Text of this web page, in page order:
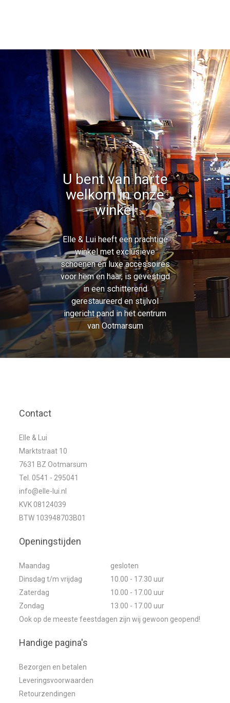
U bent van harte
welkom in onze
winkel
Elle & Lui heeft een prachtige
winkel met exclusieve
schoenen en luxe accessoires
voor hem en haar, is gevestigd
in een schitterend
gerestaureerd en stijlvol
ingericht pand in het centrum
van Ootmarsum
Contact
Elle & Lui
Marktstraat 10
7631 BZ Ootmarsum
Tel. 0541 - 295041
info@elle-lui.nl
KVK 08124039
BTW 103948703B01
Openingstijden
Maandag
gesloten
Dinsdag t/m vrijdag
10.00 - 17.30 uur
Zaterdag
10.00 - 17.00 uur
Zondag
13.00 - 17.00 uur
Ook op de meeste feestdagen zijn wij gewoon geopend!
Handige pagina's
Bezorgen en betalen
Leveringsvoorwaarden
Retourzendingen